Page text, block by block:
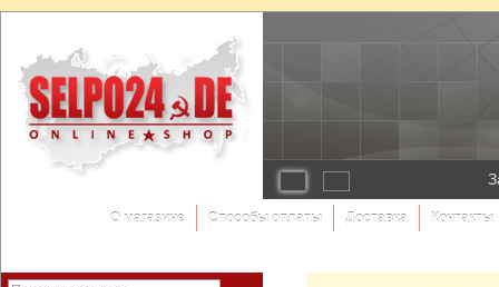
О магазине Способы оплаты Доставка Контакты